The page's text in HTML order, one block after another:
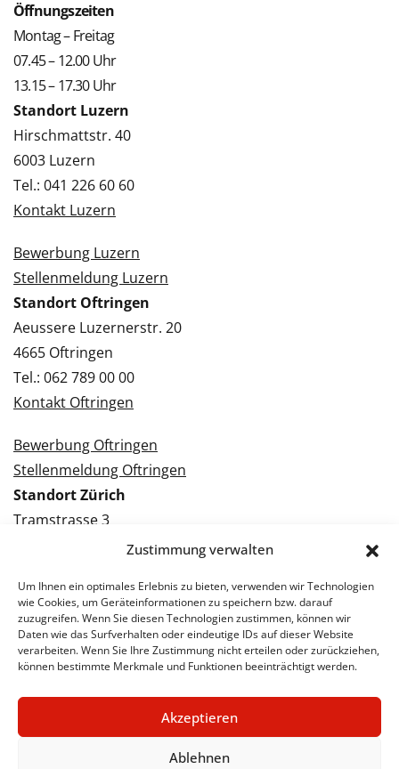
Zustimmung verwalten
Um Ihnen ein optimales Erlebnis zu bieten, verwenden wir Technologien
wie Cookies, um Geräteinformationen zu speichern bzw. darauf
zuzugreifen. Wenn Sie diesen Technologien zustimmen, können wir
Daten wie das Surfverhalten oder eindeutige IDs auf dieser Website
verarbeiten. Wenn Sie Ihre Zustimmung nicht erteilen oder zurückziehen,
können bestimmte Merkmale und Funktionen beeinträchtigt werden.
Akzeptieren
Ablehnen
Öffnungszeiten
Montag – Freitag
07.45 – 12.00 Uhr
13.15 – 17.30 Uhr
Standort Luzern
Hirschmattstr. 40
6003 Luzern
Tel.: 041 226 60 60
Kontakt Luzern
Bewerbung Luzern
Stellenmeldung Luzern
Standort Oftringen
Aeussere Luzernerstr. 20
4665 Oftringen
Tel.: 062 789 00 00
Kontakt Oftringen
Bewerbung Oftringen
Stellenmeldung Oftringen
Standort Zürich
Tramstrasse 3
Kontakt Zürich
Bewerbung Zürich
Stellenmeldung Zürich